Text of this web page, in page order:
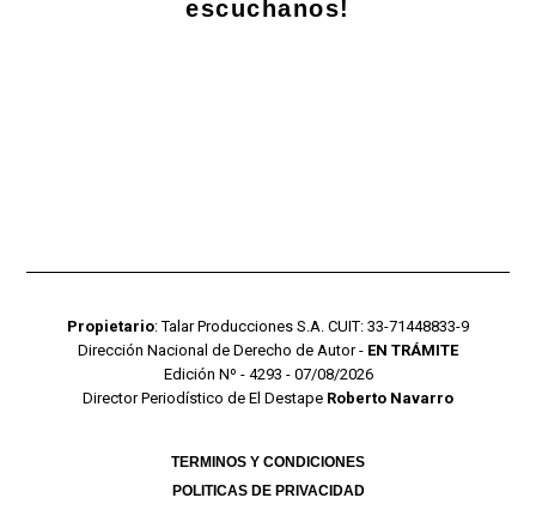
escuchanos!
Propietario: Talar Producciones S.A. CUIT: 33-71448833-9
Dirección Nacional de Derecho de Autor - EN TRÁMITE
Edición Nº - 4293 - 07/08/2026
Director Periodístico de El Destape Roberto Navarro
TERMINOS Y CONDICIONES
POLITICAS DE PRIVACIDAD